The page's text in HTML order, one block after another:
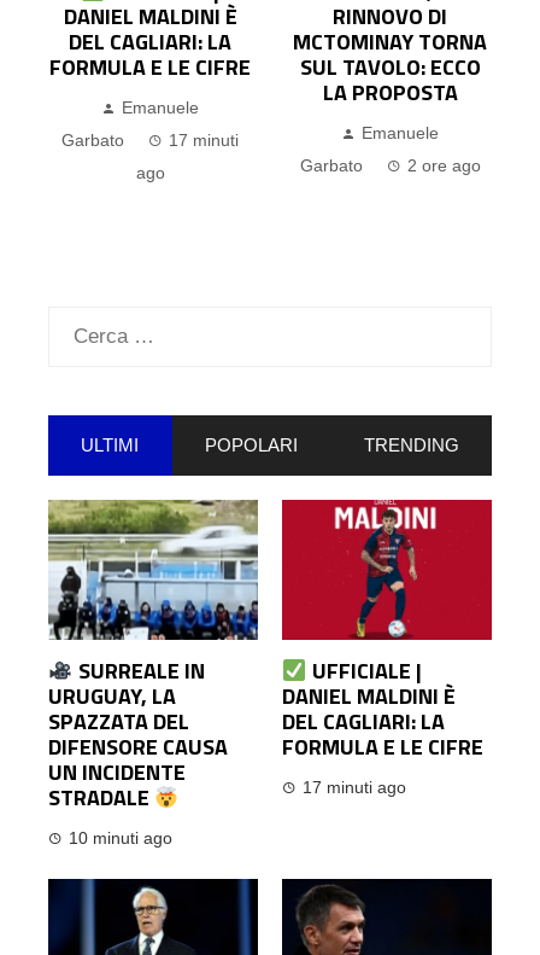
DANIEL MALDINI È
DEL CAGLIARI: LA
FORMULA E LE CIFRE
Emanuele
Garbato
17 minuti
ago
RINNOVO DI
MCTOMINAY TORNA
SUL TAVOLO: ECCO
LA PROPOSTA
Emanuele
Garbato
2 ore ago
Ricerca
ULTIMI POPOLARI TRENDING
SURREALE IN
URUGUAY, LA
SPAZZATA DEL
DIFENSORE CAUSA
UN INCIDENTE
STRADALE
10 minuti ago
UFFICIALE |
DANIEL MALDINI È
DEL CAGLIARI: LA
FORMULA E LE CIFRE
17 minuti ago